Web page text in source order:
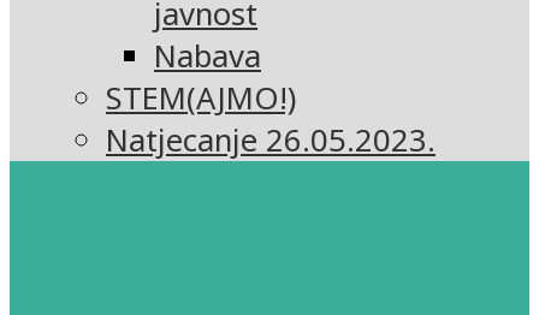
javnost
Nabava
STEM(AJMO!)
Natjecanje 26.05.2023.